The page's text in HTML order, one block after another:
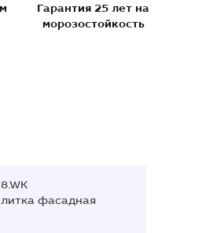
Гарантия 25 лет на
морозостойкость
фасадная